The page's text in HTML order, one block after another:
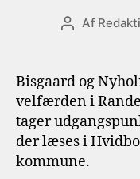
Af
Bisgaard og
velfærden i
tager
der læses i
kommune.